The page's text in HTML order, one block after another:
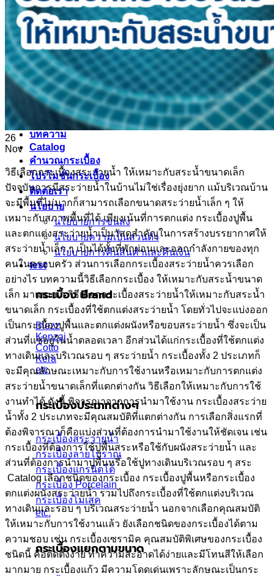
กระเบื้องเลียนแบบหินธรรมชาติ
ผลงานกระเบื้องลายโบราณ
ผลงานกระเบื้องสระว่ายนํ้า
กระเบื้องลายไม้
กระเบื้องลายหินอ่อน
คอนกรีตบล็อก
กระเบื้องเคนไซ
กระเบื้องพอร์ชเลน เลียนเเบบหินธรรมชาติ
บทความ
Catalog
คำนวณกระเบื้อง
โปรโมชั่นกระเบื้อง
ติดต่อเรา
นโยบาย
นโยบายการขนส่ง
นโยบายความเป็นส่วนตัว
นโยบายการคืนสินค้าและคืนเงิน
test
กระเบื้อง Brand
Blezz
Kenzai
Cotto
Kera
etc.
กระเบื้องประเภทต่างๆ
กระเบื้องสระว่ายน้ำ
กระเบื้องลายโบราณ
กระเบื้องแกรนิตโต้
กระเบื้อง Porcelain
กระเบื้องโมเสค
etc.
กระเบื้องแยกตามขนาด
26
Nov
วิธีเลือกกระเบื้องสระว่ายน้ำ ให้เหมาะกับสระน้ำขนาดเล็ก
ปัจจุบันการมีสระว่ายน้ำในบ้านไม่ใช่เรื่องยุ่งยาก แม้บริเวณบ้าน
จะมีพื้นที่ไม่มากก็สามารถเลือกขนาดสระว่ายน้ำเล็ก ๆ ให้
เหมาะกับสภาพพื้นที่ได้ เพียงเน้นที่การตกแต่ง กระเบื้องปูพื้น
และตกแต่งสระว่ายน้ำเป็นวัสดุสำคัญในการสร้างบรรยากาศให้
สระว่ายน้ำเล็ก ๆ เป็นได้ทั้งที่พักผ่อนและออกกำลังกายของทุก
คนในครอบครัว ส่วนการเลือกกระเบื้องสระว่ายน้ำควรเลือก
อย่างไร บทความนี้วิธีเลือกกระเบื้อง ให้เหมาะกับสระน้ำขนาด
เล็ก มาแนะนำ วิธีเลือกกระเบื้องสระว่ายน้ำให้เหมาะกับสระน้ำ
ขนาดเล็ก กระเบื้องที่ใช้ตกแต่งสระว่ายน้ำ โดยทั่วไปจะแบ่งออก
เป็นกระเบื้องปูพื้นและตกแต่งผนังหรือขอบสระว่ายน้ำ ซึ่งจะเป็น
ส่วนที่แช่อยู่ในน้ำตลอดเวลา อีกส่วนได้แก่กระเบื้องที่ใช้ตกแต่ง
ทางเดินและบริเวณรอบ ๆ สระว่ายน้ำ กระเบื้องทั้ง 2 ประเภทก็
จะมีคุณลักษณะเหมาะกับการใช้งานหรือเหมาะกับการตกแต่ง
สระว่ายน้ำขนาดเล็กที่แตกต่างกัน วิธีเลือกให้เหมาะกับการใช้
งานทำได้ ดังนี้ พิจารณาจากการนำมาใช้งาน กระเบื้องสระว่าย
น้ำทั้ง 2 ประเภทจะมีคุณสมบัติที่แตกต่างกัน การเลือกสิ่งแรกที่
ต้องพิจารณาก็คือแบ่งส่วนที่ต้องการนำมาใช้งานให้ชัดเจน เช่น
กระเบื้องที่ต้องการใช้ปูพื้นสระหรือใช้กับผนังสระว่ายน้ำ และ
ส่วนที่ต้องการนำมาปูพื้นหรือใช้ปูทางเดินบริเวณรอบ ๆ สระ
Catalog เลือกชนิดของกระเบื้อง กระเบื้องปูพื้นหรือกระเบื้อง
ตกแต่งผนังสระว่ายน้ำ รวมไปถึงกระเบื้องที่ใช้ตกแต่งบริเวณ
ทางเดินและรอบ ๆ บริเวณสระว่ายน้ำ นอกจากเลือกคุณสมบัติ
ให้เหมาะกับการใช้งานแล้ว ยังเลือกชนิดของกระเบื้องได้ตาม
ความชอบ เช่น กระเบื้องเซรามิค คุณสมบัติพิเศษของกระเบื้อง
ชนิดนี้ คือติดตั้งง่าย ทำความสะอาดได้ง่ายและมีโทนสีให้เลือก
มากมาย กระเบื้องแก้ว มีความโดดเด่นเพราะลักษณะเป็นกระ